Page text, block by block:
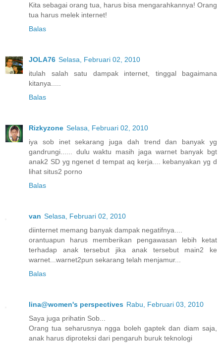
Kita sebagai orang tua, harus bisa mengarahkannya! Orang
tua harus melek internet!
Balas
JOLA76 Selasa, Februari 02, 2010
itulah salah satu dampak internet, tinggal bagaimana
kitanya.....
Balas
Rizkyzone Selasa, Februari 02, 2010
iya sob inet sekarang juga dah trend dan banyak yg
gandrungi...... dulu waktu masih jaga warnet banyak bgt
anak2 SD yg ngenet d tempat aq kerja.... kebanyakan yg d
lihat situs2 porno
Balas
van Selasa, Februari 02, 2010
diinternet memang banyak dampak negatifnya....
orantuapun harus memberikan pengawasan lebih ketat
terhadap anak tersebut jika anak tersebut main2 ke
warnet...warnet2pun sekarang telah menjamur...
Balas
lina@women's perspectives Rabu, Februari 03, 2010
Saya juga prihatin Sob...
Orang tua seharusnya ngga boleh gaptek dan diam saja,
anak harus diproteksi dari pengaruh buruk teknologi